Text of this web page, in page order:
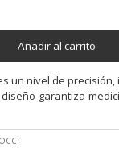
Añadir al carrito
un nivel de
garantiza